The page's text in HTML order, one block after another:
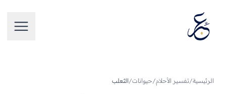
فتح
الرئيسية/تفسير الأحلام/حيوانات/الثعلب